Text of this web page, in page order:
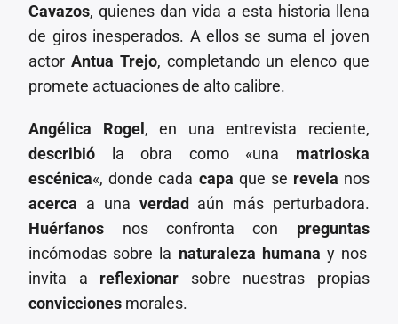
Cavazos, quienes dan vida a esta historia llena
de giros inesperados. A ellos se suma el joven
actorAntua Trejo, completando un elenco que
promete actuaciones de alto calibre.
Angélica Rogel, en una entrevista reciente,
describió la obra como «una matrioska
escénica«, donde cada capa que se revela nos
acerca a una verdadaún más perturbadora.
Huérfanos nos confronta con preguntas
incómodas sobre la naturaleza humana y nos
invita a reflexionar sobre nuestras propias
convicciones morales.